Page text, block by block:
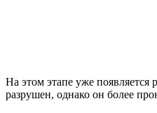
На этом этапе уже
разрушен, однако он более